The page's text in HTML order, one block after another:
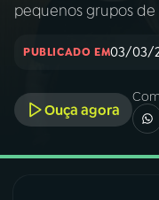
INÍCIO
A RÁDIO
03
pequenos grupos de
PUBLICADO EM03/03/
Ouça agora